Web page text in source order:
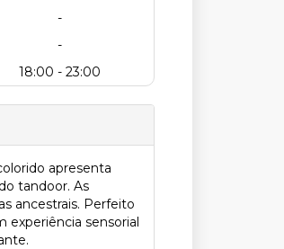
-
-
18:00 - 23:00
apresenta
tandoor. As
ancestrais. Perfeito
experiência sensorial